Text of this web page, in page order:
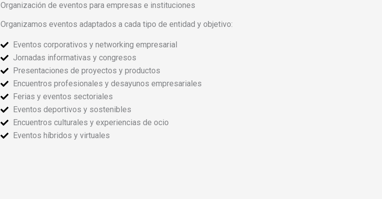
Organización de eventos para empresas e instituciones
Organizamos eventos adaptados a cada tipo de entidad y objetivo:
Eventos corporativos y networking empresarial
Jornadas informativas y congresos
Presentaciones de proyectos y productos
Encuentros profesionales y desayunos empresariales
Ferias y eventos sectoriales
Eventos deportivos y sostenibles
Encuentros culturales y experiencias de ocio
Eventos híbridos y virtuales